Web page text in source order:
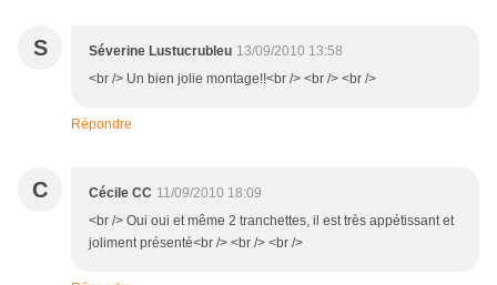
S Séverine Lustucrubleu 13/09/2010 13:58
<br /> Un bien jolie montage!!<br /> <br /> <br />
Répondre
C Cécile CC 11/09/2010 18:09
<br /> Oui oui et même 2 tranchettes, il est très appétissant et
joliment présenté<br /> <br /> <br />